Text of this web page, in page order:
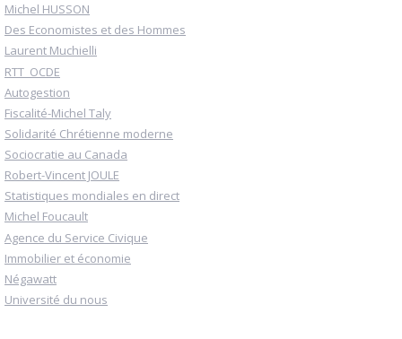
Michel HUSSON
Des Economistes et des Hommes
Laurent Muchielli
RTT_OCDE
Autogestion
Fiscalité-Michel Taly
Solidarité Chrétienne moderne
Sociocratie au Canada
Robert-Vincent JOULE
Statistiques mondiales en direct
Michel Foucault
Agence du Service Civique
Immobilier et économie
Négawatt
Université du nous